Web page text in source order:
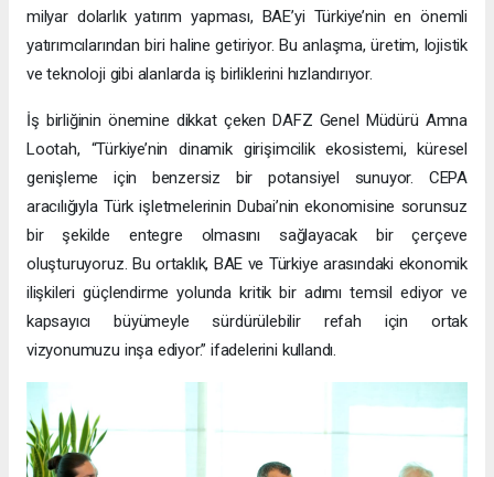
milyar dolarlık yatırım yapması, BAE’yi Türkiye’nin en önemli
yatırımcılarından biri haline getiriyor. Bu anlaşma, üretim, lojistik
ve teknoloji gibi alanlarda iş birliklerini hızlandırıyor.
İş birliğinin önemine dikkat çeken DAFZ Genel Müdürü Amna
Lootah, “Türkiye’nin dinamik girişimcilik ekosistemi, küresel
genişleme için benzersiz bir potansiyel sunuyor. CEPA
aracılığıyla Türk işletmelerinin Dubai’nin ekonomisine sorunsuz
bir şekilde entegre olmasını sağlayacak bir çerçeve
oluşturuyoruz. Bu ortaklık, BAE ve Türkiye arasındaki ekonomik
ilişkileri güçlendirme yolunda kritik bir adımı temsil ediyor ve
kapsayıcı büyümeyle sürdürülebilir refah için ortak
vizyonumuzu inşa ediyor.” ifadelerini kullandı.